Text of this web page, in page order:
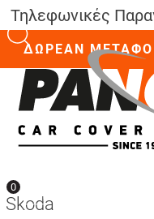
Τηλεφωνικές
ΔΩΡΕΑΝ
0
Skoda